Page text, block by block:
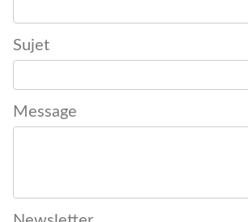
Sujet
Message